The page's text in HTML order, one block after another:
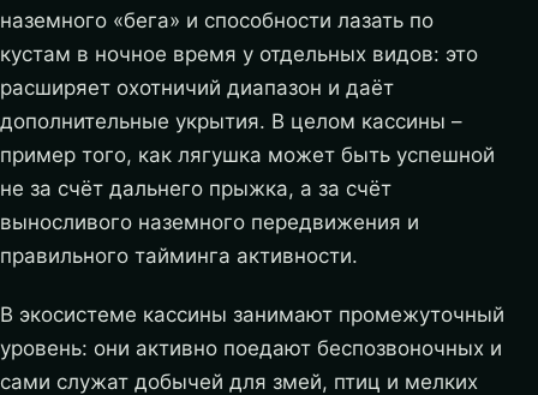
наземного «бега» и способности лазать по
кустам в ночное время у отдельных видов: это
расширяет охотничий диапазон и даёт
дополнительные укрытия. В целом кассины –
пример того, как лягушка может быть успешной
не за счёт дальнего прыжка, а за счёт
выносливого наземного передвижения и
правильного тайминга активности.
В экосистеме кассины занимают промежуточный
уровень: они активно поедают беспозвоночных и
сами служат добычей для змей, птиц и мелких